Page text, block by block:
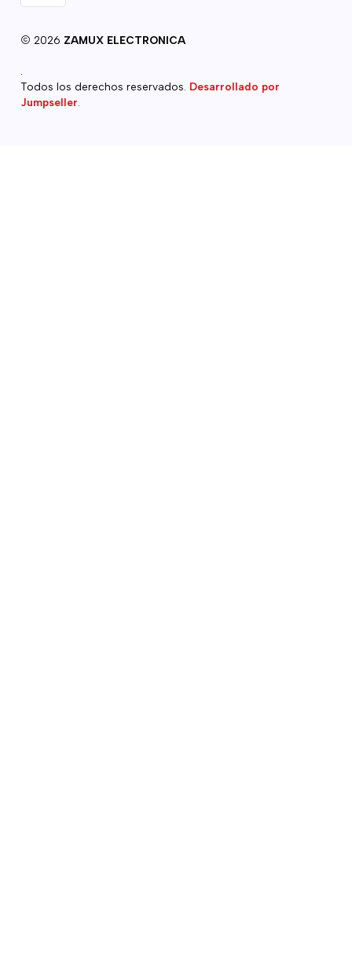
2026 ZAMUX ELECTRONICA
.
Todos los derechos reservados. Desarrollado por
Jumpseller.